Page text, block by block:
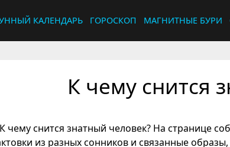
КАЛЕНДАРЬ ГОРОСКОП МАГНИТНЫЕ БУРИ
К чему снится
К чему снится знатный человек? На странице
из разных сонников и связанные